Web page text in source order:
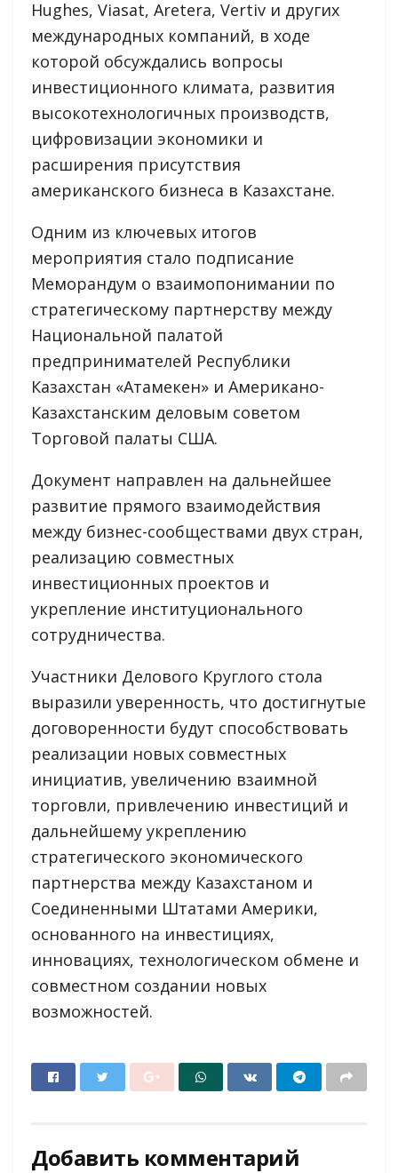
Hughes, Viasat, Aretera, Vertiv и других
международных компаний, в ходе
которой обсуждались вопросы
инвестиционного климата, развития
высокотехнологичных производств,
цифровизации экономики и
расширения присутствия
американского бизнеса в Казахстане.
Одним из ключевых итогов
мероприятия стало подписание
Меморандум о взаимопонимании по
стратегическому партнерству между
Национальной палатой
предпринимателей Республики
Казахстан «Атамекен» и Американо-
Казахстанским деловым советом
Торговой палаты США.
Документ направлен на дальнейшее
развитие прямого взаимодействия
между бизнес-сообществами двух стран,
реализацию совместных
инвестиционных проектов и
укрепление институционального
сотрудничества.
Участники Делового Круглого стола
выразили уверенность, что достигнутые
договоренности будут способствовать
реализации новых совместных
инициатив, увеличению взаимной
торговли, привлечению инвестиций и
дальнейшему укреплению
стратегического экономического
партнерства между Казахстаном и
Соединенными Штатами Америки,
основанного на инвестициях,
инновациях, технологическом обмене и
совместном создании новых
возможностей.
Добавить комментарий